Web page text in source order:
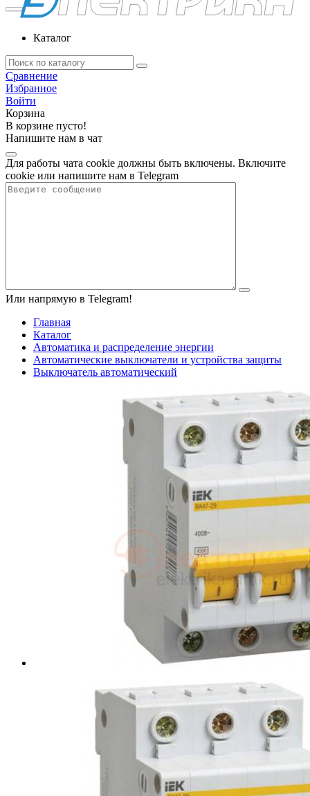
Каталог
Сравнение
Избранное
Войти
Корзина
В корзине пусто!
Напишите нам в чат
Для работы чата cookie должны быть включены. Включите
cookie или напишите нам в Telegram
Или напрямую в Telegram!
Главная
Каталог
Автоматика и распределение энергии
Автоматические выключатели и устройства защиты
Выключатель автоматический